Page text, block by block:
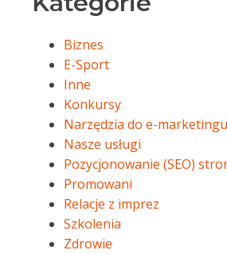
Biznes
E-Sport
Inne
Konkursy
Narzędzia do e-marketingu
Nasze usługi
Pozycjonowanie (SEO)
Promowani
Relacje z imprez
Szkolenia
Zdrowie